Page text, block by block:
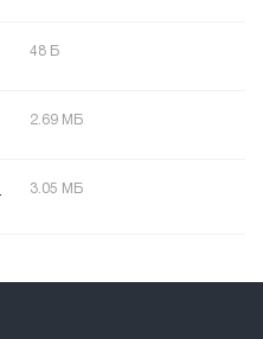
48 Б
2.69 МБ
3.05 МБ